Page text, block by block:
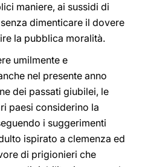
maniere, ai sussidi di
dimenticare il dovere
la pubblica moralità.
umilmente e
nel presente anno
dei passati giubilei, le
paesi considerino la
i suggerimenti
ispirato a clemenza ed
di prigionieri che